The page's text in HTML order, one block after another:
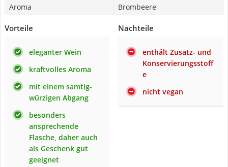
Aroma
Brombeere
Vorteile
eleganter Wein
kraftvolles Aroma
mit einem samtig-
würzigen Abgang
besonders
ansprechende
Flasche, daher auch
als Geschenk gut
geeignet
Nachteile
enthält Zusatz- und
Konservierungsstoff
e
nicht vegan